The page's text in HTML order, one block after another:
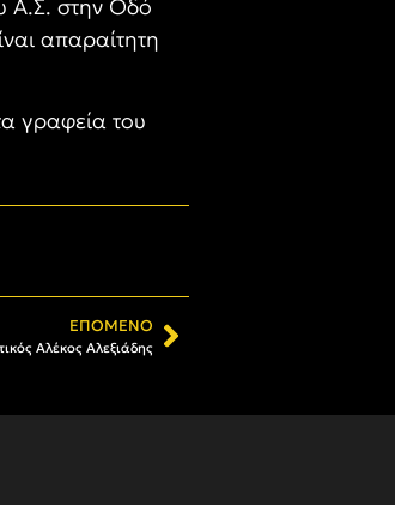
Α.Σ. στην Οδό
απαραίτητη
γραφεία του
ΕΠΌΜΕΝΟ
Αλέκος Αλεξιάδης